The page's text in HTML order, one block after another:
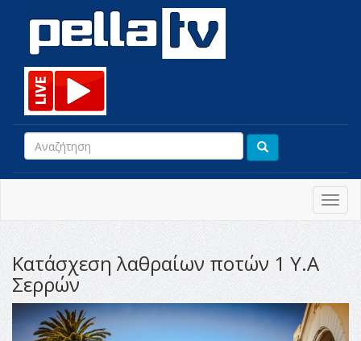
Κατάσχεση λαθραίων ποτών 1 Υ.Α
Σερρών